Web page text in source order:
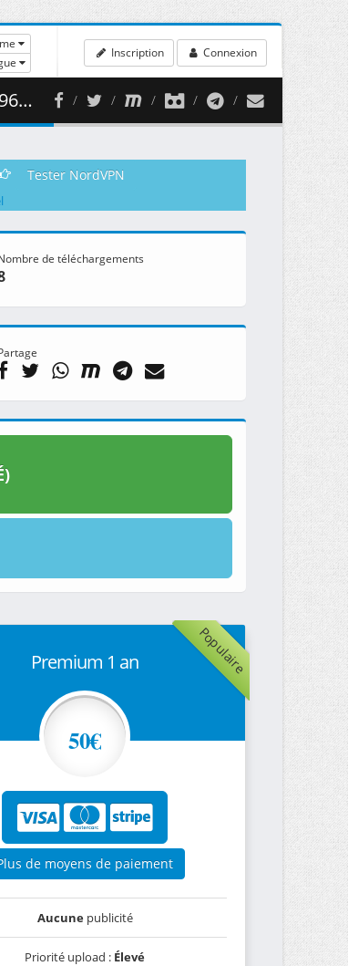
Inscription Connexion
)
Tester NordVPN
de téléchargements
Populaire
Premium 1 an
50€
de moyens de paiement
Aucunepublicité
Priorité upload : Élevé